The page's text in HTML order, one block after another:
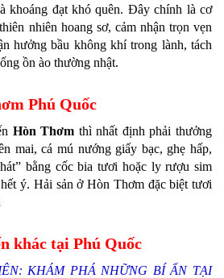
khoáng đạt khó quên. Đây chính là cơ
nhiên hoang sơ, cảm nhận trọn vẹn
hưởng bầu không khí trong lành, tách
ồn ào thường nhật.
Phú Quốc
Hòn Thơm thì nhất định phải thưởng
mai, cá mú nướng giấy bạc, ghẹ hấp,
bằng cốc bia tươi hoặc ly rượu sim
ý. Hải sản ở Hòn Thơm đặc biệt tươi
khác tại Phú Quốc
KHÁM PHÁ NHỮNG BÍ ẨN TẠI